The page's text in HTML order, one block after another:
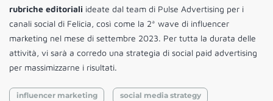
rubriche editoriali ideate dal team di Pulse Advertising per i
canali social di Felicia, così come la 2ª wave di influencer
marketing nel mese di settembre 2023. Per tutta la durata delle
attività, vi sarà a corredo una strategia di social paid advertising
per massimizzarne i risultati.
influencer marketing social media strategy